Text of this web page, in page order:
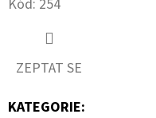
Kód: 254
ZEPTAT SE
KATEGORIE:
O
P
O